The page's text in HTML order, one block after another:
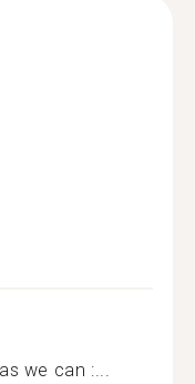
we can :...